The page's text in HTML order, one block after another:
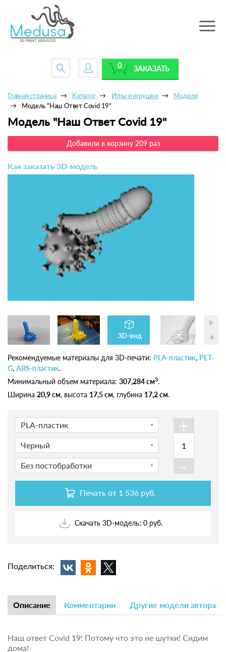
Toggle
ЗАКАЗАТЬ
0
Главная страница Каталог Игры и игрушки
Модели
Модель "Наш Ответ Covid 19"
Модель "Наш Ответ Covid 19"
Добавили в корзину 209 раз
Как заказать 3D-модель
Рекомендуемые материалы для 3D-печати: PLA-пластик, PET-
G, ABS-пластик.
Минимальный объем материала: 307,284 см3.
Ширина 20,9 см, высота 17,5 см, глубина 17,2 см.
PLA-пластик
Черный
Без постобработки
+
-
Печать от 1 536 руб.
Скачать 3D-модель: 0 руб.
Поделиться:
Описание Комментарии Другие модели автора
Наш ответ Covid 19! Потому что это не шутки! Сидим
дома!